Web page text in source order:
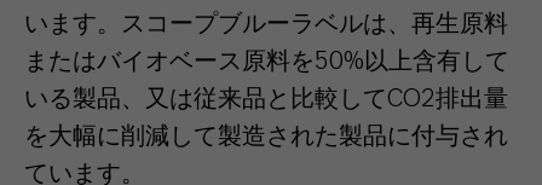
います。スコープブルーラベルは、再生原料
またはバイオベース原料を50%以上含有して
いる製品、又は従来品と比較してCO2排出量
を大幅に削減して製造された製品に付与され
ています。